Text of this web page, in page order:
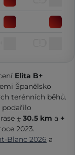
Elita B+
Španělsko
terénních běhů.
podařilo
⨦ 30.5 km a +
2023.
Blanc 2026 a